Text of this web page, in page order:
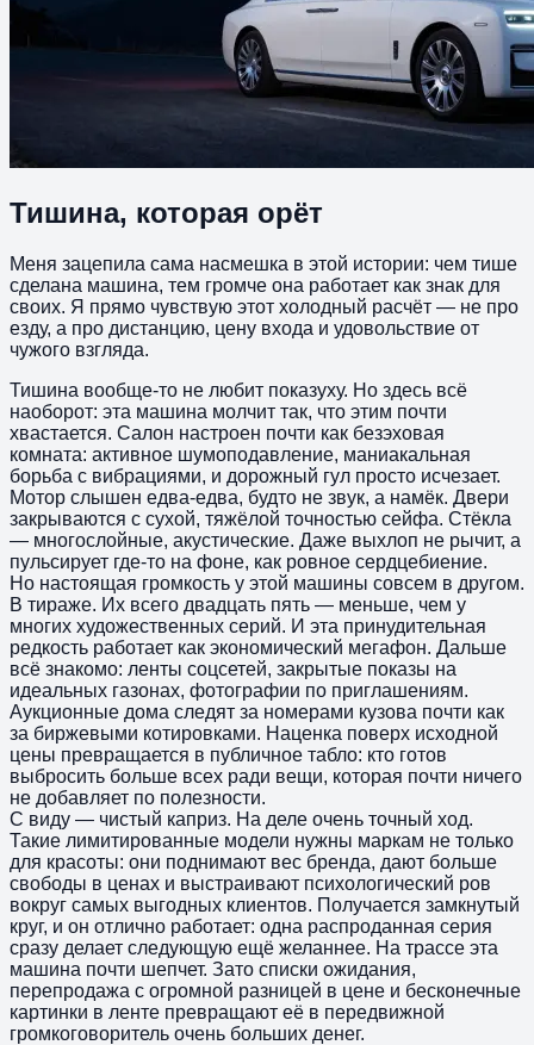
Тишина, которая орёт
Меня зацепила сама насмешка в этой истории: чем тише
сделана машина, тем громче она работает как знак для
своих. Я прямо чувствую этот холодный расчёт — не про
езду, а про дистанцию, цену входа и удовольствие от
чужого взгляда.
Тишина вообще-то не любит показуху. Но здесь всё
наоборот: эта машина молчит так, что этим почти
хвастается. Салон настроен почти как безэховая
комната: активное шумоподавление, маниакальная
борьба с вибрациями, и дорожный гул просто исчезает.
Мотор слышен едва-едва, будто не звук, а намёк. Двери
закрываются с сухой, тяжёлой точностью сейфа. Стёкла
— многослойные, акустические. Даже выхлоп не рычит, а
пульсирует где-то на фоне, как ровное сердцебиение.
Но настоящая громкость у этой машины совсем в другом.
В тираже. Их всего двадцать пять — меньше, чем у
многих художественных серий. И эта принудительная
редкость работает как экономический мегафон. Дальше
всё знакомо: ленты соцсетей, закрытые показы на
идеальных газонах, фотографии по приглашениям.
Аукционные дома следят за номерами кузова почти как
за биржевыми котировками. Наценка поверх исходной
цены превращается в публичное табло: кто готов
выбросить больше всех ради вещи, которая почти ничего
не добавляет по полезности.
С виду — чистый каприз. На деле очень точный ход.
Такие лимитированные модели нужны маркам не только
для красоты: они поднимают вес бренда, дают больше
свободы в ценах и выстраивают психологический ров
вокруг самых выгодных клиентов. Получается замкнутый
круг, и он отлично работает: одна распроданная серия
сразу делает следующую ещё желаннее. На трассе эта
машина почти шепчет. Зато списки ожидания,
перепродажа с огромной разницей в цене и бесконечные
картинки в ленте превращают её в передвижной
громкоговоритель очень больших денег.